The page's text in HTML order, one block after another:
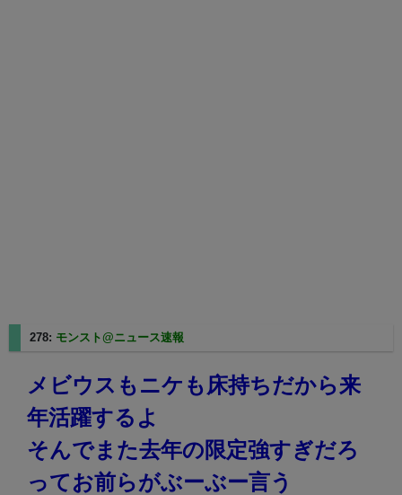
278: モンスト@ニュース速報
メビウスもニケも床持ちだから来
年活躍するよ
そんでまた去年の限定強すぎだろ
ってお前らがぶーぶー言う